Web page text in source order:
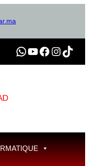
WhatsApp YouTube Facebook Instagram TikTok